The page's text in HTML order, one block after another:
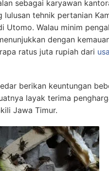
sebagai karyawan
tehnik pertanian
Utomo. Walau minim
dengan
ratus juta rupiah dari
berikan keuntungan
layak terima
Jawa Timur.